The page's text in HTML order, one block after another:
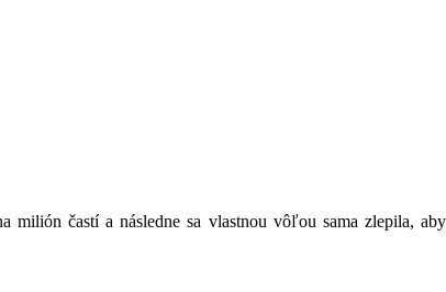
milión častí a následne sa vlastnou vôľou sama zlepila, aby